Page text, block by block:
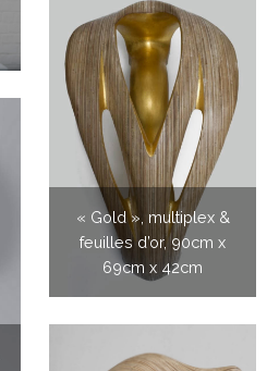
« Gold », multiplex &
feuilles d’or, 90cm x
69cm x 42cm